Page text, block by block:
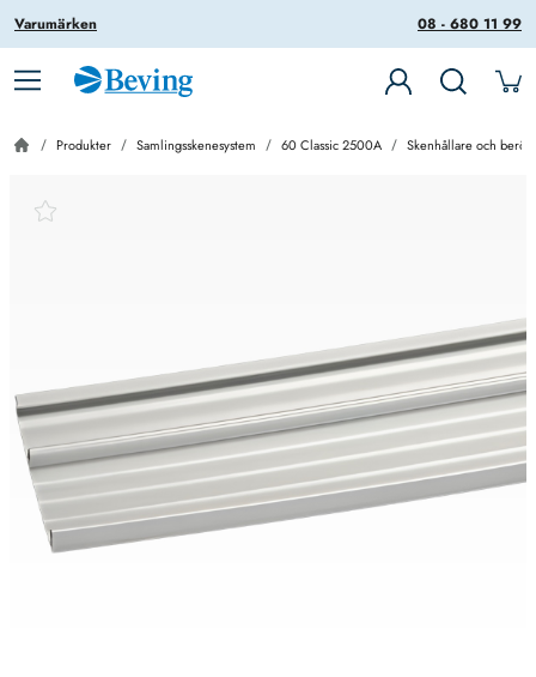
08 - 680 11 99
Varumärken
Produkter Samlingsskenesystem 60 Classic 2500A Skenhållare och